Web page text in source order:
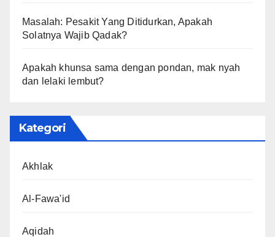
Masalah: Pesakit Yang Ditidurkan, Apakah
Solatnya Wajib Qadak?
Apakah khunsa sama dengan pondan, mak nyah
dan lelaki lembut?
Kategori
Akhlak
Al-Fawa'id
Aqidah